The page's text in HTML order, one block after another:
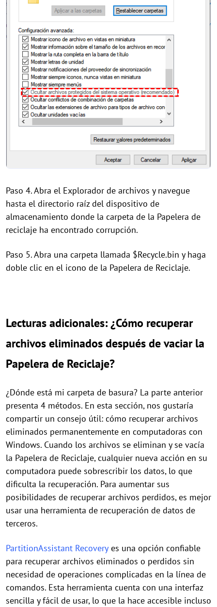
Paso 4. Abra el Explorador de archivos y navegue
hasta el directorio raíz del dispositivo de
almacenamiento donde la carpeta de la Papelera de
reciclaje ha encontrado corrupción.
Paso 5. Abra una carpeta llamada $Recycle.bin y haga
doble clic en el icono de la Papelera de Reciclaje.
Lecturas adicionales: ¿Cómo recuperar
archivos eliminados después de vaciar la
Papelera de Reciclaje?
¿Dónde está mi carpeta de basura? La parte anterior
presenta 4 métodos. En esta sección, nos gustaría
compartir un consejo útil: cómo recuperar archivos
eliminados permanentemente en computadoras con
Windows. Cuando los archivos se eliminan y se vacía
la Papelera de Reciclaje, cualquier nueva acción en su
computadora puede sobrescribir los datos, lo que
dificulta la recuperación. Para aumentar sus
posibilidades de recuperar archivos perdidos, es mejor
usar una herramienta de recuperación de datos de
terceros.
PartitionAssistant Recovery es una opción confiable
para recuperar archivos eliminados o perdidos sin
necesidad de operaciones complicadas en la línea de
comandos. Esta herramienta cuenta con una interfaz
sencilla y fácil de usar, lo que la hace accesible incluso